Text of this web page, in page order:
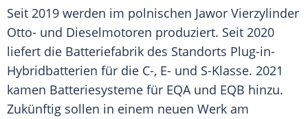
Seit 2019 werden im polnischen Jawor Vierzylinder
Otto- und Dieselmotoren produziert. Seit 2020
liefert die Batteriefabrik des Standorts Plug-in-
Hybridbatterien für die C-, E- und S-Klasse. 2021
kamen Batteriesysteme für EQA und EQB hinzu.
Zukünftig sollen in einem neuen Werk am